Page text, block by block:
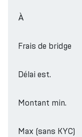
À
Frais de bridge
Délai est.
Montant min.
Max (sans KYC)